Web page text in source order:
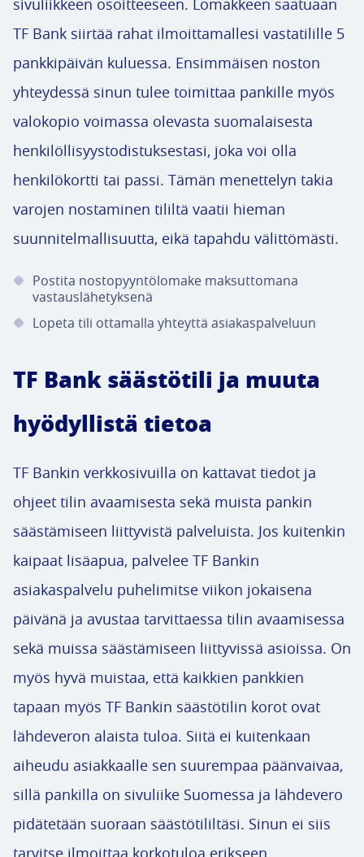
sivuliikkeen osoitteeseen. Lomakkeen saatuaan
TF Bank siirtää rahat ilmoittamallesi vastatilille 5
pankkipäivän kuluessa. Ensimmäisen noston
yhteydessä sinun tulee toimittaa pankille myös
valokopio voimassa olevasta suomalaisesta
henkilöllisyystodistuksestasi, joka voi olla
henkilökortti tai passi. Tämän menettelyn takia
varojen nostaminen tililtä vaatii hieman
suunnitelmallisuutta, eikä tapahdu välittömästi.
Postita nostopyyntölomake maksuttomana
vastauslähetyksenä
Lopeta tili ottamalla yhteyttä asiakaspalveluun
TF Bank säästötili ja muuta
hyödyllistä tietoa
TF Bankin verkkosivuilla on kattavat tiedot ja
ohjeet tilin avaamisesta sekä muista pankin
säästämiseen liittyvistä palveluista. Jos kuitenkin
kaipaat lisäapua, palvelee TF Bankin
asiakaspalvelu puhelimitse viikon jokaisena
päivänä ja avustaa tarvittaessa tilin avaamisessa
sekä muissa säästämiseen liittyvissä asioissa. On
myös hyvä muistaa, että kaikkien pankkien
tapaan myös TF Bankin säästötilin korot ovat
lähdeveron alaista tuloa. Siitä ei kuitenkaan
aiheudu asiakkaalle sen suurempaa päänvaivaa,
sillä pankilla on sivuliike Suomessa ja lähdevero
pidätetään suoraan säästötililtäsi. Sinun ei siis
tarvitse ilmoittaa korkotuloa erikseen